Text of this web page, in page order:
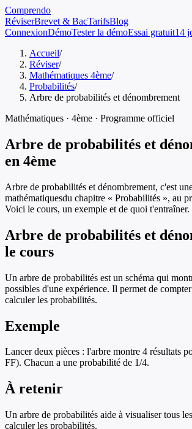
Comprendo
RéviserBrevet & BacTarifsBlog
ConnexionDémoTester la démoEssai gratuit14
Accueil/
Réviser/
Mathématiques 4ème/
Probabilités/
Arbre de probabilités et dénombrement
Mathématiques · 4ème · Programme officiel
Arbre de probabilités et
en 4ème
Arbre de probabilités et dénombrement, c'est
mathématiquesdu chapitre « Probabilités », au
Voici le cours, un exemple et de quoi t'entraîner.
Arbre de probabilités et
le cours
Un arbre de probabilités est un schéma qui
possibles d'une expérience. Il permet de
calculer les probabilités.
Exemple
Lancer deux pièces : l'arbre montre 4 résultats
FF). Chacun a une probabilité de 1/4.
À retenir
Un arbre de probabilités aide à visualiser tous
calculer les probabilités.